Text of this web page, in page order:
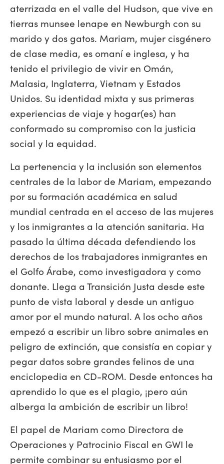
aterrizada en el valle del Hudson, que vive en
tierras munsee lenape en Newburgh con su
marido y dos gatos. Mariam, mujer cisgénero
de clase media, es omaní e inglesa, y ha
tenido el privilegio de vivir en Omán,
Malasia, Inglaterra, Vietnam y Estados
Unidos. Su identidad mixta y sus primeras
experiencias de viaje y hogar(es) han
conformado su compromiso con la justicia
social y la equidad.
La pertenencia y la inclusión son elementos
centrales de la labor de Mariam, empezando
por su formación académica en salud
mundial centrada en el acceso de las mujeres
y los inmigrantes a la atención sanitaria. Ha
pasado la última década defendiendo los
derechos de los trabajadores inmigrantes en
el Golfo Árabe, como investigadora y como
donante. Llega a Transición Justa desde este
punto de vista laboral y desde un antiguo
amor por el mundo natural. A los ocho años
empezó a escribir un libro sobre animales en
peligro de extinción, que consistía en copiar y
pegar datos sobre grandes felinos de una
enciclopedia en CD-ROM. Desde entonces ha
aprendido lo que es el plagio, ¡pero aún
alberga la ambición de escribir un libro!
El papel de Mariam como Directora de
Operaciones y Patrocinio Fiscal en GWI le
permite combinar su entusiasmo por el